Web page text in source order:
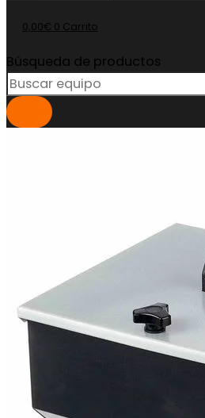
0,00€ 0 Carrito
Búsqueda de productos